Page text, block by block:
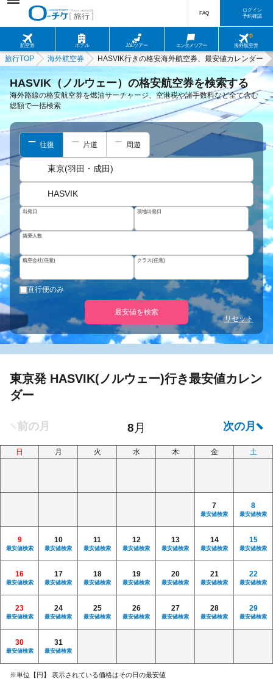
航空券 ホテル JALツアー エンタメツアー 海外航空券
FAQ
ログイン
予約確認
旅行TOP 海外航空券 HASVIK行きの格安海外航空券、最安値カレンダー
HASVIK（ノルウェー）の格安航空券を検索する
海外路線の格安航空券を燃油サーチャージ、空港税や諸手数料など全て含む
総額で一括検索
往復 片道 周遊
東京(羽田・成田)
HASVIK
出発日 現地出発日
搭乗人数
航空会社(任意) クラス(任意)
直行便のみ
最安値を検索
リセット
東京発 HASVIK(ノルウェー)行き最安値カレン
ダー
日 月 火 水 木 金 土
7
最安値検索
8
最安値検索
9
最安値検索
10
最安値検索
11
最安値検索
12
最安値検索
13
最安値検索
14
最安値検索
15
最安値検索
16
最安値検索
17
最安値検索
18
最安値検索
19
最安値検索
20
最安値検索
21
最安値検索
22
最安値検索
23
最安値検索
24
最安値検索
25
最安値検索
26
最安値検索
27
最安値検索
28
最安値検索
29
最安値検索
30
最安値検索
31
最安値検索
※単位【円】 表示されている価格はその日の最安値